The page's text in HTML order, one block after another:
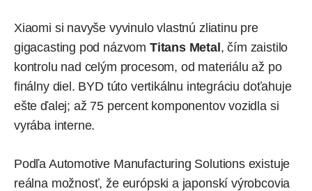
Xiaomi si navyše vyvinulo vlastnú zliatinu pre
gigacasting pod názvom Titans Metal, čím zaistilo
kontrolu nad celým procesom, od materiálu až po
finálny diel. BYD túto vertikálnu integráciu doťahuje
ešte ďalej; až 75 percent komponentov vozidla si
vyrába interne.
Podľa Automotive Manufacturing Solutions existuje
reálna možnosť, že európski a japonskí výrobcovia